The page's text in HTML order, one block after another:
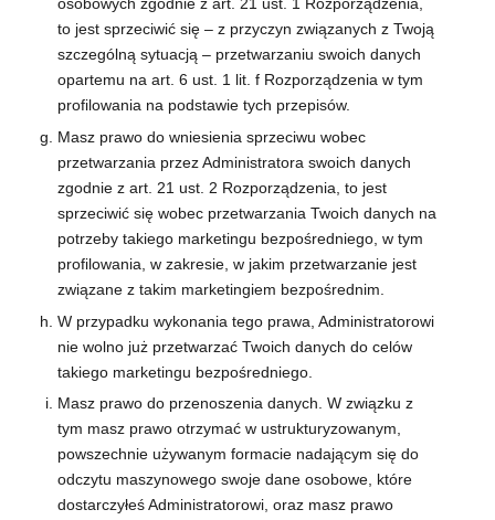
osobowych zgodnie z art. 21 ust. 1 Rozporządzenia,
to jest sprzeciwić się – z przyczyn związanych z Twoją
szczególną sytuacją – przetwarzaniu swoich danych
opartemu na art. 6 ust. 1 lit. f Rozporządzenia w tym
profilowania na podstawie tych przepisów.
Masz prawo do wniesienia sprzeciwu wobec
przetwarzania przez Administratora swoich danych
zgodnie z art. 21 ust. 2 Rozporządzenia, to jest
sprzeciwić się wobec przetwarzania Twoich danych na
potrzeby takiego marketingu bezpośredniego, w tym
profilowania, w zakresie, w jakim przetwarzanie jest
związane z takim marketingiem bezpośrednim.
W przypadku wykonania tego prawa, Administratorowi
nie wolno już przetwarzać Twoich danych do celów
takiego marketingu bezpośredniego.
Masz prawo do przenoszenia danych. W związku z
tym masz prawo otrzymać w ustrukturyzowanym,
powszechnie używanym formacie nadającym się do
odczytu maszynowego swoje dane osobowe, które
dostarczyłeś Administratorowi, oraz masz prawo